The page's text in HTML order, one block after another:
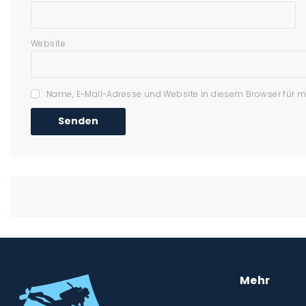
Website
Name, E-Mail-Adresse und Website in diesem Browser für
Mehr